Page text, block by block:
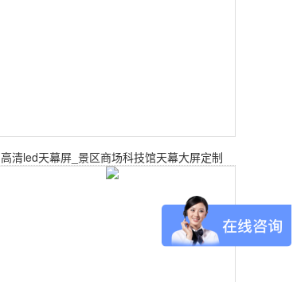
高清led天幕屏_景区商场科技馆天幕大屏定制